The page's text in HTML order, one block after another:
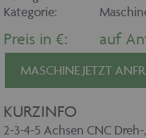
Kategorie:
Preis in €: auf
MASCHINE JETZT
KURZINFO
2-3-4-5 Achsen CNC